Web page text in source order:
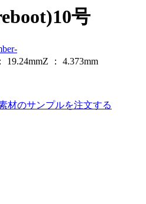
号
19.24mmZ ： 4.373mm
材のサンプルを注文する